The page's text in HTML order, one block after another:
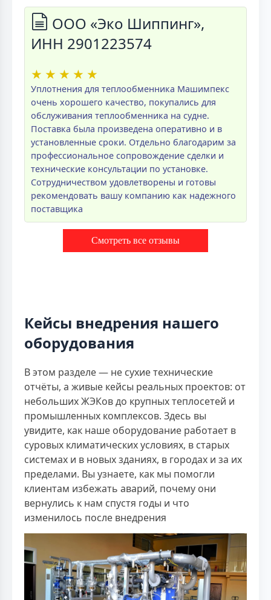
ООО «Эко Шиппинг»,
ИНН 2901223574
★ ★ ★ ★ ★
Уплотнения для теплообменника Машимпекс
очень хорошего качество, покупались для
обслуживания теплообменника на судне.
Поставка была произведена оперативно и в
установленные сроки. Отдельно благодарим за
профессиональное сопровождение сделки и
технические консультации по установке.
Сотрудничеством удовлетворены и готовы
рекомендовать вашу компанию как надежного
поставщика
Смотреть все отзывы
Кейсы внедрения нашего
оборудования
В этом разделе — не сухие технические
отчёты, а живые кейсы реальных проектов: от
небольших ЖЭКов до крупных теплосетей и
промышленных комплексов. Здесь вы
увидите, как наше оборудование работает в
суровых климатических условиях, в старых
системах и в новых зданиях, в городах и за их
пределами. Вы узнаете, как мы помогли
клиентам избежать аварий, почему они
вернулись к нам спустя годы и что
изменилось после внедрения